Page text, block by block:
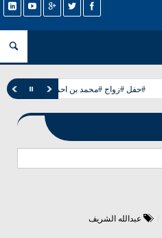
#حفل #زواج #محمد بن احمد بن عيسى
عبدالله الشريف